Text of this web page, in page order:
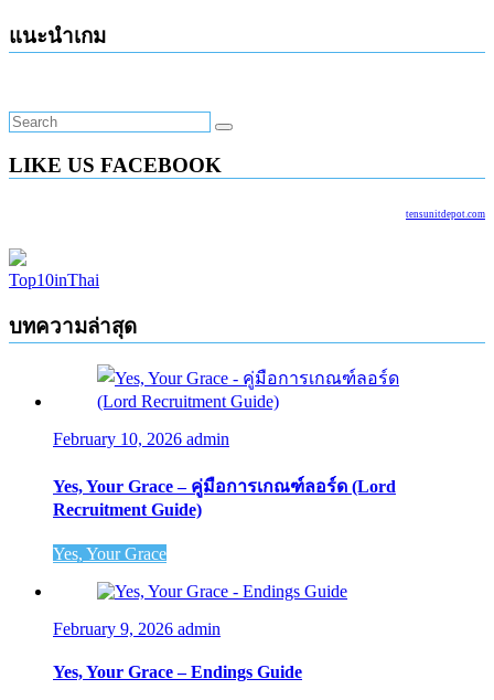
แนะนำเกม
LIKE US FACEBOOK
tensunitdepot.com
Top10inThai
บทความล่าสุด
February 10, 2026 admin
Yes, Your Grace – คู่มือการเกณฑ์ลอร์ด (Lord
Recruitment Guide)
Yes, Your Grace
February 9, 2026 admin
Yes, Your Grace – Endings Guide